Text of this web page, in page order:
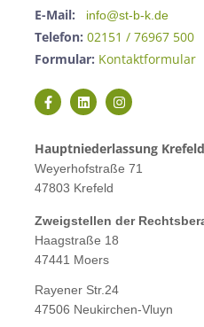
E-Mail: info@st-b-k.de
Telefon: 02151 / 76967 500
Formular: Kontaktformular
Hauptniederlassung Krefeld
Weyerhofstraße 71
47803 Krefeld
Zweigstellen der
Haagstraße 18
47441 Moers
Rayener Str.24
47506 Neukirchen-Vluyn